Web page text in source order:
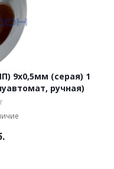
9х0,5мм (серая) 1
ручная)